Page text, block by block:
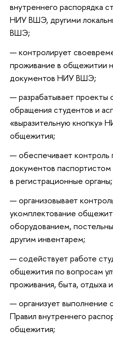
внутреннего распорядка
НИУ ВШЭ, другими
ВШЭ;
контролирует
проживание в общежитии
документов НИУ ВШЭ;
разрабатывает проекты
обращения студентов и
«выразительную кнопку»
общежития;
обеспечивает контроль
документов паспортистом
в регистрационные органы;
организовывает
укомплектование
оборудованием,
другим инвентарем;
содействует работе
общежития по вопросам
проживания, быта, отдыха
организует выполнение
Правил внутреннего
общежития;